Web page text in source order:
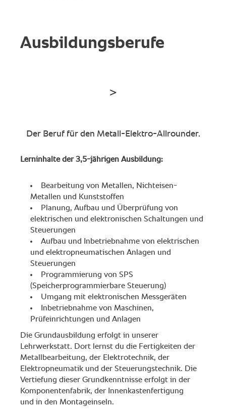
Ausbildungsberufe
Der ​Beruf für den Metall-Elektro-Allrounder.
Lerninhalte der 3,5-jährigen Ausbildung:
Bearbeitung von Metallen, Nichteisen-
Metallen und Kunststoffen
Planung, Aufbau und Überprüfung von
elektrischen und elektronischen Schaltungen und
Steuerungen
Aufbau und Inbetriebnahme von elektrischen
und elektropneumatischen Anlagen und
Steuerungen
Programmierung von SPS
(Speicherprogrammierbare Steuerung)
Umgang mit elektronischen Messgeräten
Inbetriebnahme von Maschinen,
Prüfeinrichtungen und Anlagen
Die Grundausbildung erfolgt in unserer
Lehrwerkstatt. Dort lernst du die Fertigkeiten der
Metallbearbeitung, der Elektrotechnik, der
Elektropneumatik und der Steuerungstechnik. Die
Vertiefung dieser Grundkenntnisse erfolgt in der
Komponentenfabrik, der Innenkastenfertigung
und in den Montageinseln.